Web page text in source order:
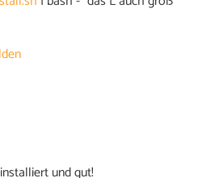
und gut!